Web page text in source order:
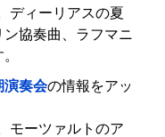
ディーリアスの夏
協奏曲、ラフマニ
演奏会の情報をアッ
モーツァルトのア